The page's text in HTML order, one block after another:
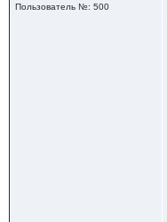
Пользователь №: 500